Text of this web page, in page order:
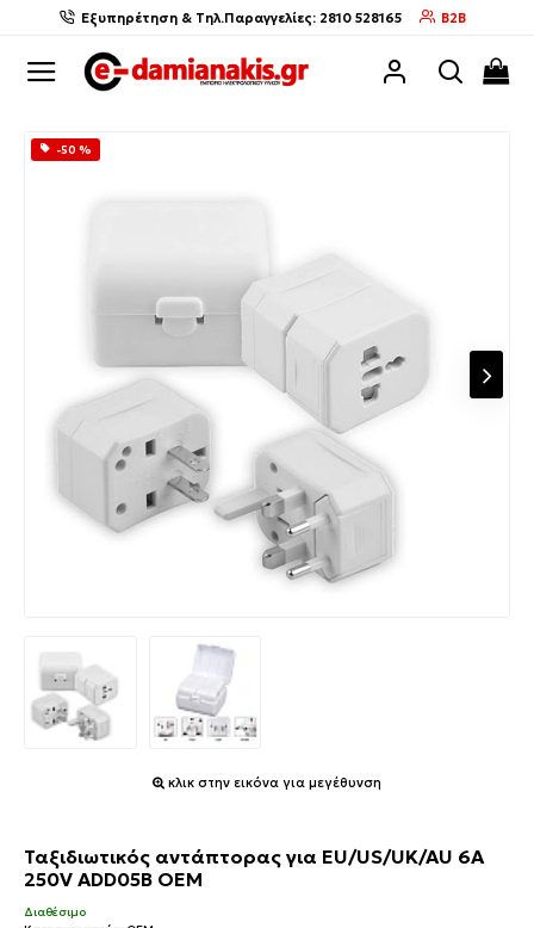
Εξυπηρέτηση & Τηλ.Παραγγελίες: 2810 528165 B2B
-50 %
κλικ στην εικόνα για μεγέθυνση
Ταξιδιωτικός αντάπτορας για EU/US/UK/AU 6A
250V ADD05B OEM
Διαθέσιμο